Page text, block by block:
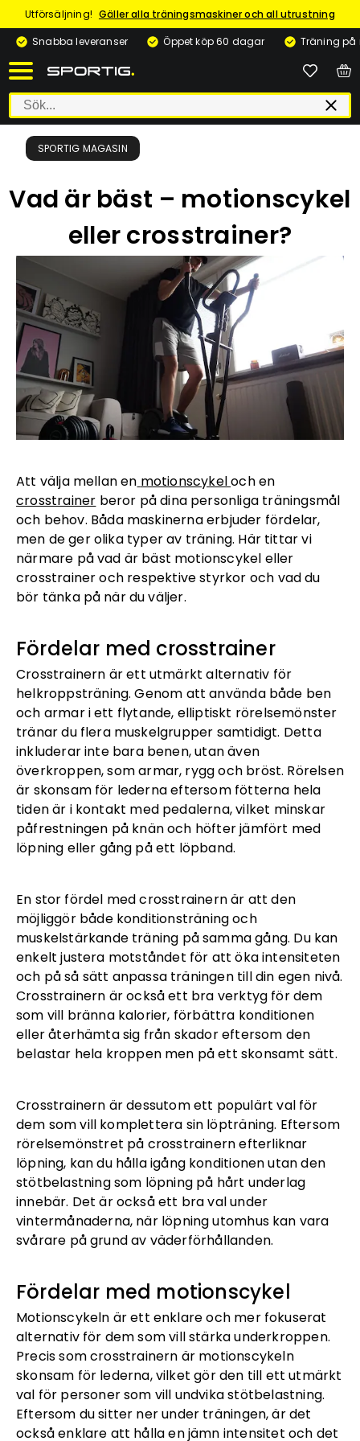
Utförsäljning! Gäller alla träningsmaskiner och all utrustning
Snabba leveranser
Öppet köp 60 dagar Träning på
SPORTIG MAGASIN
Vad är bäst – motionscykel
eller crosstrainer?
Att välja mellan en motionscykeloch en
crosstrainer beror på dina personliga träningsmål
och behov. Båda maskinerna erbjuder fördelar,
men de ger olika typer av träning. Här tittar vi
närmare på vad är bäst motionscykel eller
crosstrainer och respektive styrkor och vad du
bör tänka på när du väljer.
Fördelar med crosstrainer
Crosstrainern är ett utmärkt alternativ för
helkroppsträning. Genom att använda både ben
och armar i ett flytande, elliptiskt rörelsemönster
tränar du flera muskelgrupper samtidigt. Detta
inkluderar inte bara benen, utan även
överkroppen, som armar, rygg och bröst. Rörelsen
är skonsam för lederna eftersom fötterna hela
tiden är i kontakt med pedalerna, vilket minskar
påfrestningen på knän och höfter jämfört med
löpning eller gång på ett löpband.
En stor fördel med crosstrainern är att den
möjliggör både konditionsträning och
muskelstärkande träning på samma gång. Du kan
enkelt justera motståndet för att öka intensiteten
och på så sätt anpassa träningen till din egen nivå.
Crosstrainern är också ett bra verktyg för dem
som vill bränna kalorier, förbättra konditionen
eller återhämta sig från skador eftersom den
belastar hela kroppen men på ett skonsamt sätt.
Crosstrainern är dessutom ett populärt val för
dem som vill komplettera sin löpträning. Eftersom
rörelsemönstret på crosstrainern efterliknar
löpning, kan du hålla igång konditionen utan den
stötbelastning som löpning på hårt underlag
innebär. Det är också ett bra val under
vintermånaderna, när löpning utomhus kan vara
svårare på grund av väderförhållanden.
Fördelar med motionscykel
Motionscykeln är ett enklare och mer fokuserat
alternativ för dem som vill stärka underkroppen.
Precis som crosstrainern är motionscykeln
skonsam för lederna, vilket gör den till ett utmärkt
val för personer som vill undvika stötbelastning.
Eftersom du sitter ner under träningen, är det
också enklare att hålla en jämn intensitet och det